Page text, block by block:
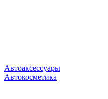
Автоаксессуары
Автокосметика